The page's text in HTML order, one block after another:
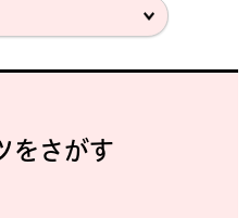
をさがす